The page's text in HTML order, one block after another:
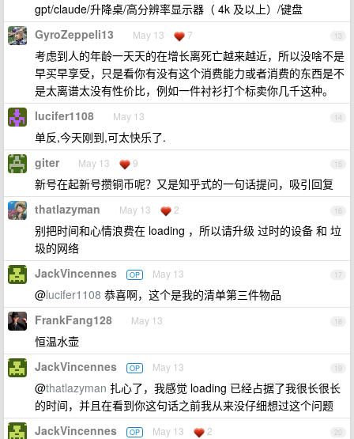
gpt/claude/升降桌/高分辨率显示器（ 4k 及以上）/键盘
13
GyroZeppeli13 May 13 7
考虑到人的年龄一天天的在增长离死亡越来越近，所以没啥不是
早买早享受，只是看你有没有这个消费能力或者消费的东西是不
是太离谱太没有性价比，例如一件衬衫打个标卖你几千这种。
14
lucifer1108 May 13
单反,今天刚到,可太快乐了.
15
giter May 13 9
新号在起新号攒铜币呢？又是知乎式的一句话提问，吸引回复
16
thatlazyman May 13 2
别把时间和心情浪费在 loading ，所以请升级 过时的设备 和 垃
圾的网络
17
JackVincennes OP May 13
@lucifer1108 恭喜啊，这个是我的清单第三件物品
18
FrankFang128 May 13
恒温水壶
19
JackVincennes OP May 13
@thatlazyman 扎心了，我感觉 loading 已经占据了我很长很长
的时间，并且在看到你这句话之前我从来没仔细想过这个问题
20
JackVincennes OP May 13 2